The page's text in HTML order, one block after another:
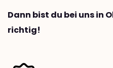
Dann bist du bei uns in
richtig!